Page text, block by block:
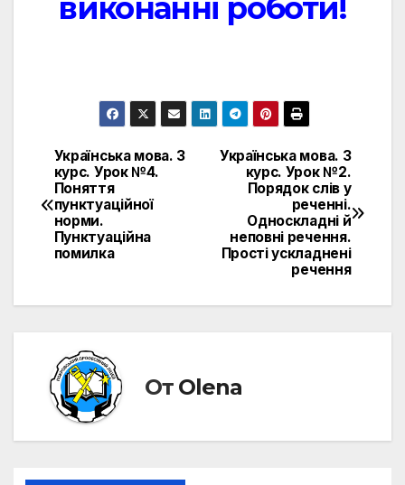
виконанні роботи!
Навигация
по
записям
Українська мова. 3
курс. Урок №2.
Порядок слів у
реченні.
Односкладні й
неповні речення.
Прості ускладнені
речення
Українська мова. 3
курс. Урок №4.
Поняття
пунктуаційної
норми.
Пунктуаційна
помилка
От Olena